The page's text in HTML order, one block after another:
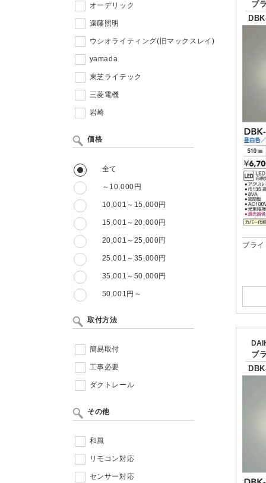
ブ
ブラ
ブ
オーデリック
遠藤照明
ウシオライティング(旧マックスレイ)
yamada
東芝ライテック
三菱電機
岩崎
価格
全て
～10,000円
10,001～15,000円
15,001～20,000円
20,001～25,000円
25,001～35,000円
35,001～50,000円
50,001円～
取付方法
簡易取付
工事必要
ダクトレール
その他
和風
リモコン対応
センサー対応